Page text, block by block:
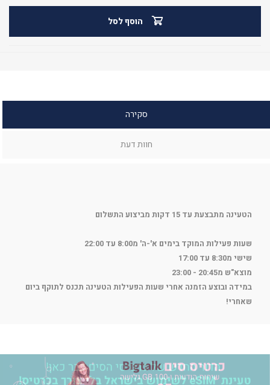
הוסף לסל
סקירה
חוות דעת
הטעינה מתבצעת עד 15 דקות מביצוע התשלום
שעות פעילות המוקד בימים א'-ה' מ8:00 עד 22:00
שישי מ8:30 עד 17:00
מוצא"ש מ20:45 - 23:00
במידה ובוצע הזמנה אחרי שעות הפעילות הטעינה תכנס לתוקף ביום
שאחרי!